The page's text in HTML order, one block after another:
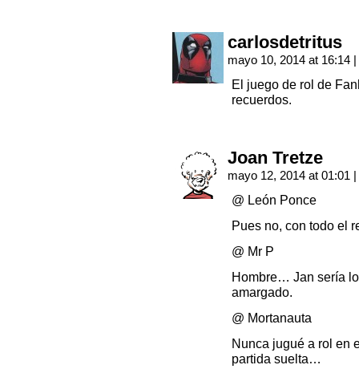
carlosdetritus
mayo 10, 2014 at 16:14 |
El juego de rol de
recuerdos.
Joan Tretze
mayo 12, 2014 at 01:01 |
@ León Ponce
Pues no, con todo el
@ Mr P
Hombre… Jan sería
amargado.
@ Mortanauta
Nunca jugué a rol en
partida suelta…